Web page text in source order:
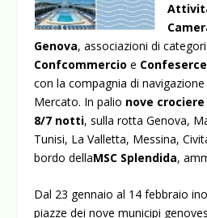
Genova, associazioni di
Confcommercio e
con la compagnia di
Mercato. In palio nove
8/7 notti, sulla rotta Genova,
Tunisi, La Valletta, Messina,
bordo dellaMSC Splendida,
Dal 23 gennaio al 14 febbraio
piazze dei nove municipi